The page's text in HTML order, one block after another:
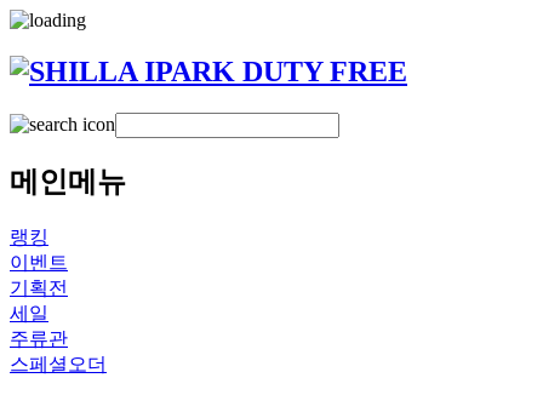
메인메뉴
랭킹
이벤트
기획전
세일
주류관
스페셜오더